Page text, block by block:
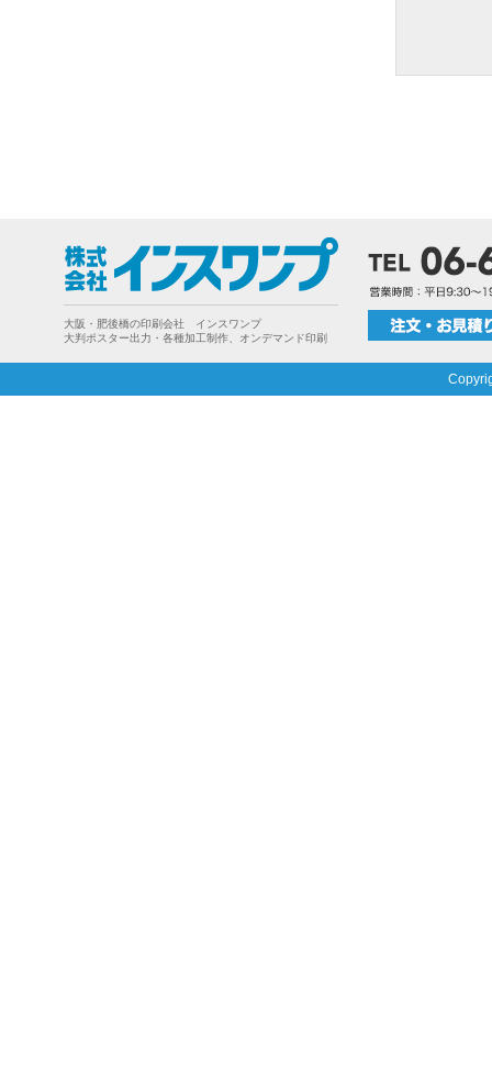
大阪・肥後橋の印刷会社 インスワンプ
大判ポスター出力・各種加工制作、オンデマンド印刷